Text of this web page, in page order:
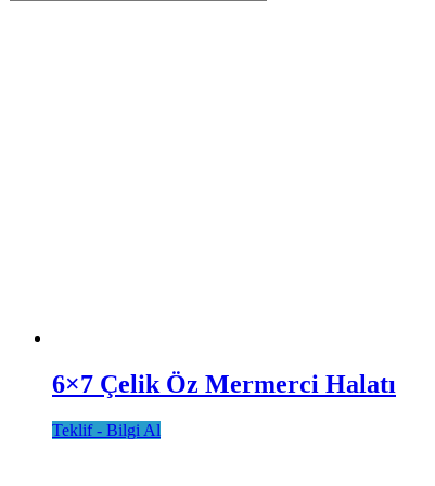
6×7 Çelik Öz Mermerci Halatı
Teklif - Bilgi Al